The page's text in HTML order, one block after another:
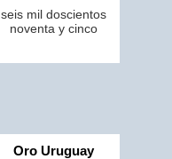
seis mil doscientos
noventa y cinco
Oro Uruguay